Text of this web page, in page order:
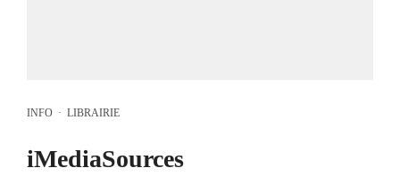
INFO · LIBRAIRIE
iMediaSources